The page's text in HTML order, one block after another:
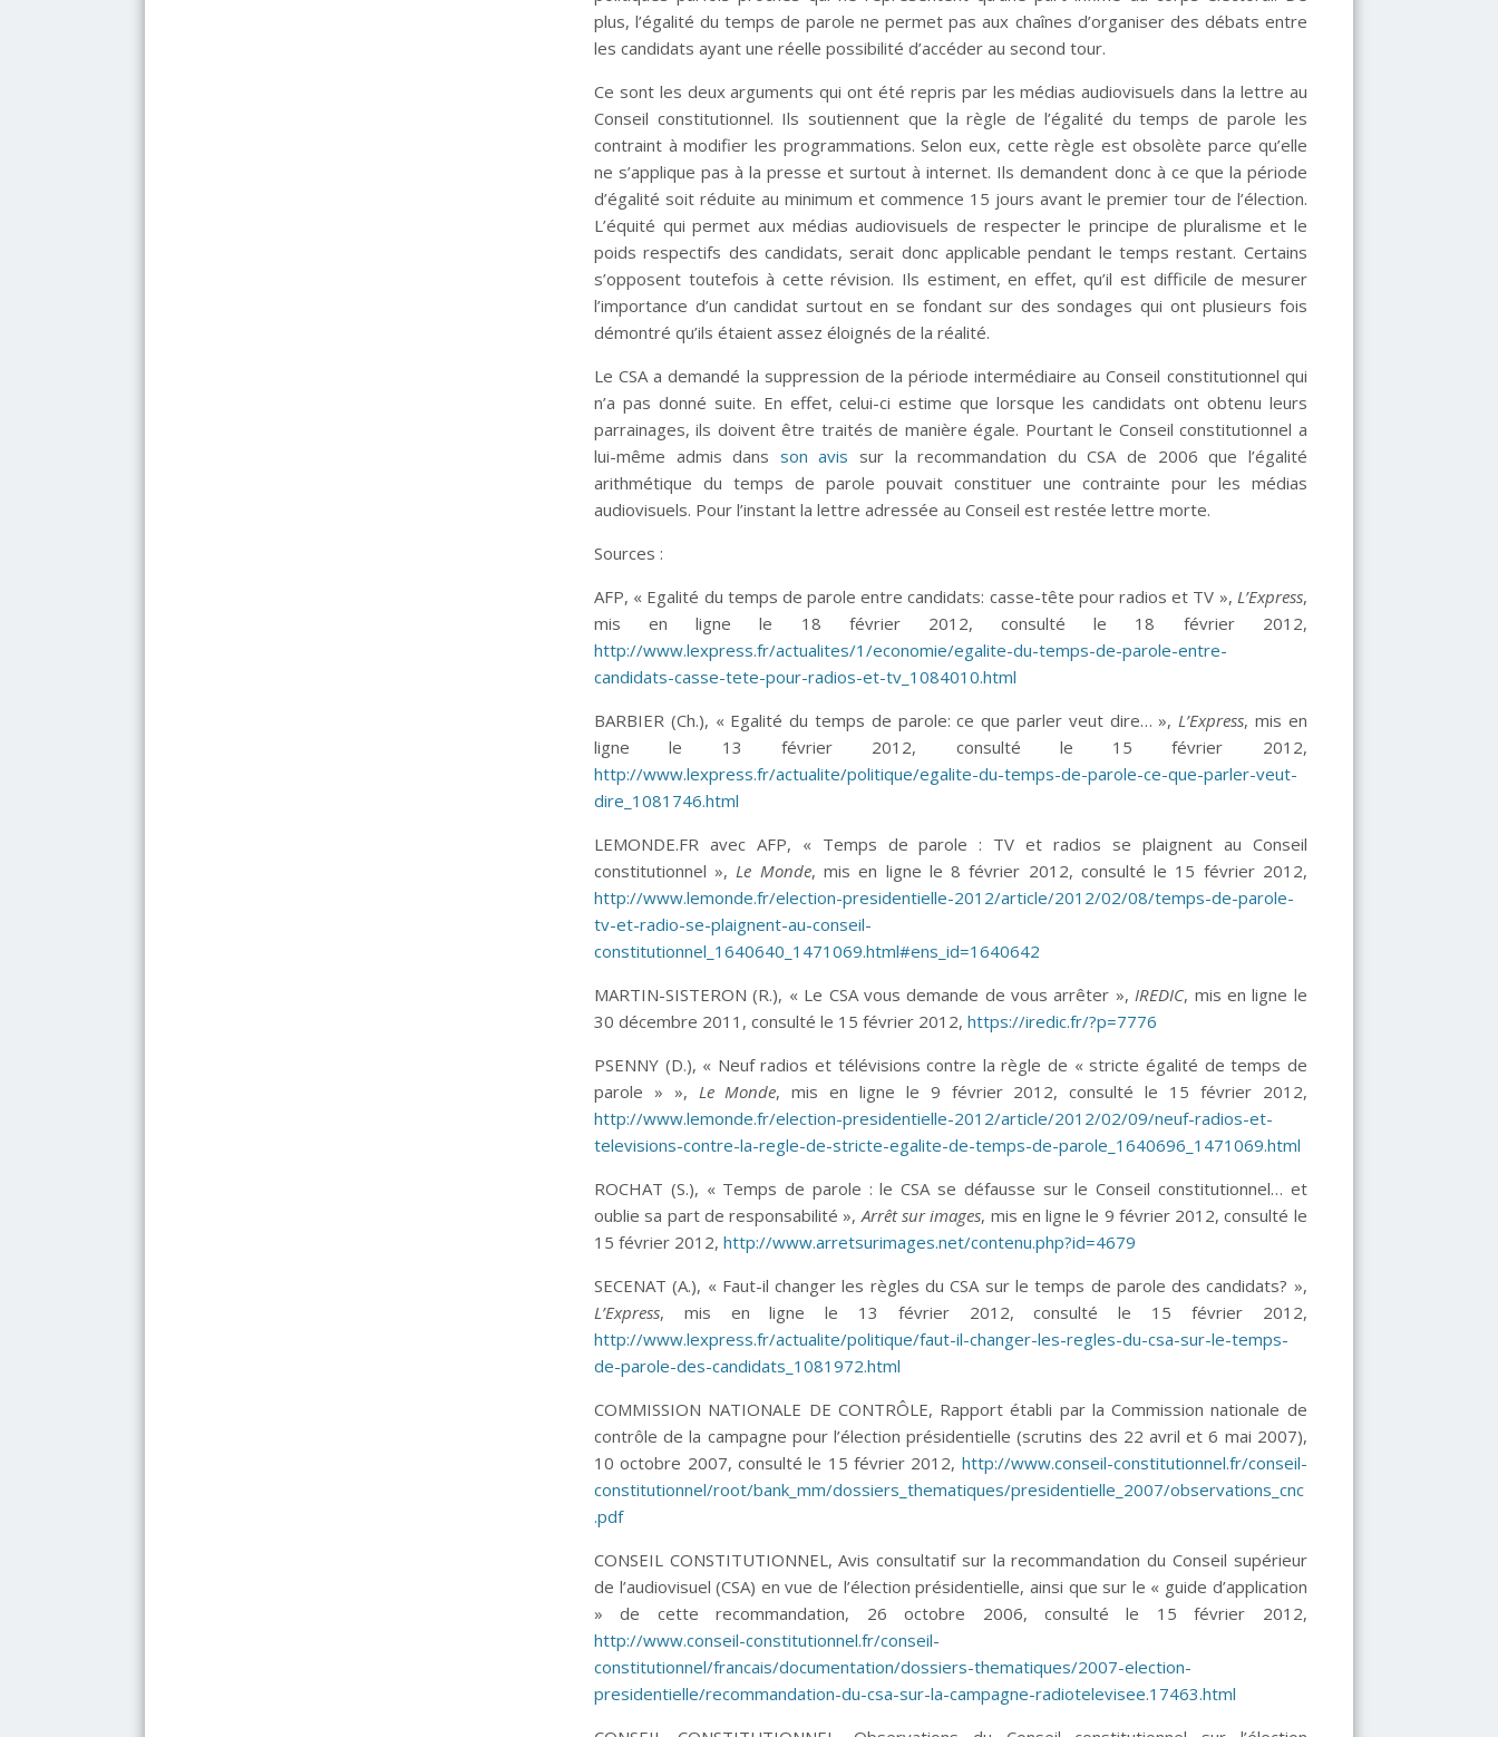
plus, l’égalité du temps de parole ne permet pas aux chaînes d’organiser des débats entre
les candidats ayant une réelle possibilité d’accéder au second tour.
Ce sont les deux arguments qui ont été repris par les médias audiovisuels dans la lettre au
Conseil constitutionnel. Ils soutiennent que la règle de l’égalité du temps de parole les
contraint à modifier les programmations. Selon eux, cette règle est obsolète parce qu’elle
ne s’applique pas à la presse et surtout à internet. Ils demandent donc à ce que la période
d’égalité soit réduite au minimum et commence 15 jours avant le premier tour de l’élection.
L’équité qui permet aux médias audiovisuels de respecter le principe de pluralisme et le
poids respectifs des candidats, serait donc applicable pendant le temps restant. Certains
s’opposent toutefois à cette révision. Ils estiment, en effet, qu’il est difficile de mesurer
l’importance d’un candidat surtout en se fondant sur des sondages qui ont plusieurs fois
démontré qu’ils étaient assez éloignés de la réalité.
Le CSA a demandé la suppression de la période intermédiaire au Conseil constitutionnel qui
n’a pas donné suite. En effet, celui-ci estime que lorsque les candidats ont obtenu leurs
parrainages, ils doivent être traités de manière égale. Pourtant le Conseil constitutionnel a
lui-même admis dans son avis sur la recommandation du CSA de 2006 que l’égalité
arithmétique du temps de parole pouvait constituer une contrainte pour les médias
audiovisuels. Pour l’instant la lettre adressée au Conseil est restée lettre morte.
Sources :
AFP, « Egalité du temps de parole entre candidats: casse-tête pour radios et TV », L’Express,
mis en ligne le 18 février 2012, consulté le 18 février 2012,
http://www.lexpress.fr/actualites/1/economie/egalite-du-temps-de-parole-entre-
candidats-casse-tete-pour-radios-et-tv_1084010.html
BARBIER (Ch.), « Egalité du temps de parole: ce que parler veut dire… »,L’Express, mis en
ligne le 13 février 2012, consulté le 15 février 2012,
http://www.lexpress.fr/actualite/politique/egalite-du-temps-de-parole-ce-que-parler-veut-
dire_1081746.html
LEMONDE.FR avec AFP, « Temps de parole : TV et radios se plaignent au Conseil
constitutionnel »,Le Monde, mis en ligne le 8 février 2012, consulté le 15 février 2012,
http://www.lemonde.fr/election-presidentielle-2012/article/2012/02/08/temps-de-parole-
tv-et-radio-se-plaignent-au-conseil-
constitutionnel_1640640_1471069.html#ens_id=1640642
MARTIN-SISTERON (R.), « Le CSA vous demande de vous arrêter »,IREDIC, mis en ligne le
30 décembre 2011, consulté le 15 février 2012, https://iredic.fr/?p=7776
PSENNY (D.), « Neuf radios et télévisions contre la règle de « stricte égalité de temps de
parole » », Le Monde, mis en ligne le 9 février 2012, consulté le 15 février 2012,
http://www.lemonde.fr/election-presidentielle-2012/article/2012/02/09/neuf-radios-et-
televisions-contre-la-regle-de-stricte-egalite-de-temps-de-parole_1640696_1471069.html
ROCHAT (S.), « Temps de parole : le CSA se défausse sur le Conseil constitutionnel… et
oublie sa part de responsabilité »,Arrêt sur images, mis en ligne le 9 février 2012, consulté le
15 février 2012, http://www.arretsurimages.net/contenu.php?id=4679
SECENAT (A.), « Faut-il changer les règles du CSA sur le temps de parole des candidats? »,
L’Express, mis en ligne le 13 février 2012, consulté le 15 février 2012,
http://www.lexpress.fr/actualite/politique/faut-il-changer-les-regles-du-csa-sur-le-temps-
de-parole-des-candidats_1081972.html
COMMISSION NATIONALE DE CONTRÔLE, Rapport établi par la Commission nationale de
contrôle de la campagne pour l’élection présidentielle (scrutins des 22 avril et 6 mai 2007),
10 octobre 2007, consulté le 15 février 2012, http://www.conseil-constitutionnel.fr/conseil-
constitutionnel/root/bank_mm/dossiers_thematiques/presidentielle_2007/observations_cnc
.pdf
CONSEIL CONSTITUTIONNEL, Avis consultatif sur la recommandation du Conseil supérieur
de l’audiovisuel (CSA) en vue de l’élection présidentielle, ainsi que sur le « guide d’application
» de cette recommandation, 26 octobre 2006, consulté le 15 février 2012,
http://www.conseil-constitutionnel.fr/conseil-
constitutionnel/francais/documentation/dossiers-thematiques/2007-election-
presidentielle/recommandation-du-csa-sur-la-campagne-radiotelevisee.17463.html